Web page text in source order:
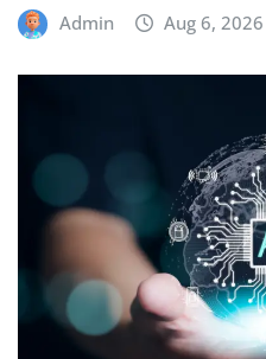
Admin Aug 6, 2026